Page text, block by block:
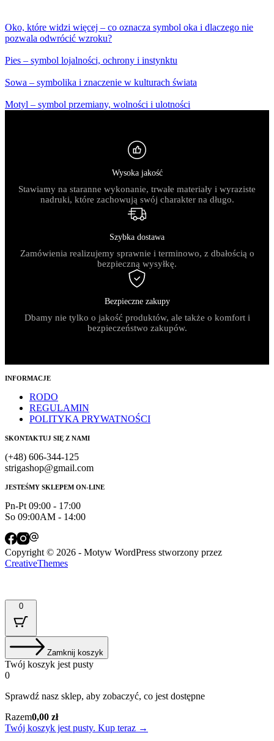
Oko, które widzi więcej – co oznacza symbol oka i dlaczego nie
pozwala odwrócić wzroku?
Pies – symbol lojalności, ochrony i instynktu
Sowa – symbolika i znaczenie w kulturach świata
Motyl – symbol przemiany, wolności i ulotności
Wysoka jakość
Stawiamy na staranne wykonanie, trwałe materiały i wyraziste
nadruki, które zachowują swój charakter na długo.
Szybka dostawa
Zamówienia realizujemy sprawnie i terminowo, z dbałością o
bezpieczną wysyłkę.
Bezpieczne zakupy
Dbamy nie tylko o jakość produktów, ale także o komfort i
bezpieczeństwo zakupów.
INFORMACJE
RODO
REGULAMIN
POLITYKA PRYWATNOŚCI
SKONTAKTUJ SIĘ Z NAMI
(+48) 606-344-125
strigashop@gmail.com
JESTEŚMY SKLEPEM ON-LINE
Pn-Pt 09:00 - 17:00
So 09:00AM - 14:00
Copyright © 2026 - Motyw WordPress stworzony przez
CreativeThemes
0
Zamknij koszyk
Twój koszyk jest pusty
0
Sprawdź nasz sklep, aby zobaczyć, co jest dostępne
Suma
koszyka:
Razem0,00 zł
Twój koszyk jest pusty. Kup teraz →